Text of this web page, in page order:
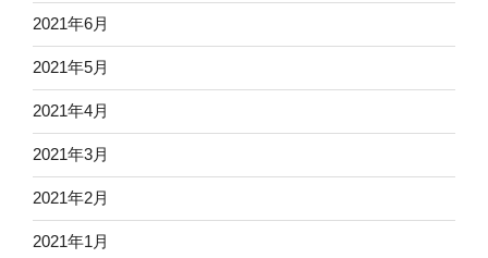
2021年6月
2021年5月
2021年4月
2021年3月
2021年2月
2021年1月